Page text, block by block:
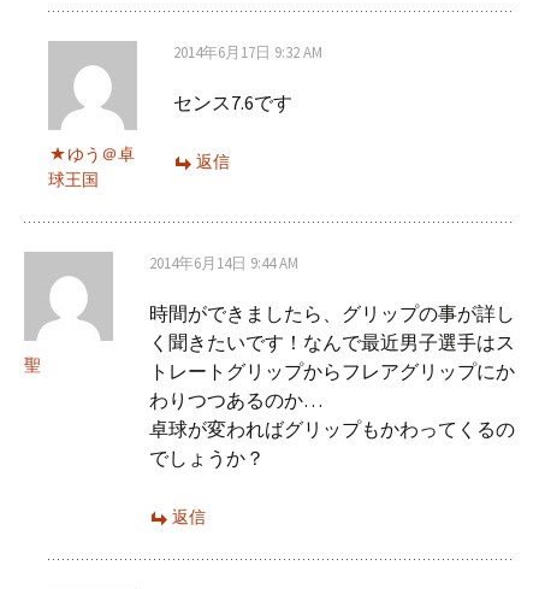
ゆう＠卓
球王国
2014年6月17日 9:32 AM
センス7.6です
返信
聖
2014年6月14日 9:44 AM
時間ができましたら、グリップの事が詳し
く聞きたいです！なんで最近男子選手はス
トレートグリップからフレアグリップにか
わりつつあるのか…
卓球が変わればグリップもかわってくるの
でしょうか？
返信